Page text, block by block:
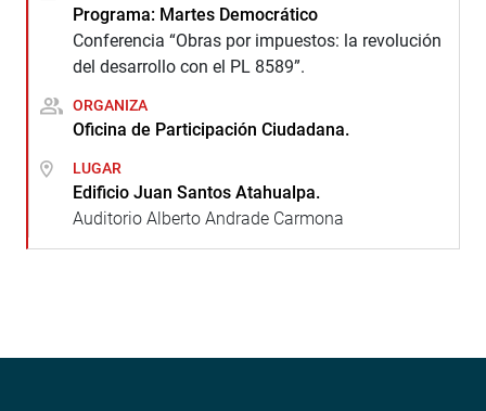
Programa: Martes Democrático
Conferencia “Obras por impuestos: la revolución
del desarrollo con el PL 8589”.
ORGANIZA
Oficina de Participación Ciudadana.
LUGAR
Edificio Juan Santos Atahualpa.
Auditorio Alberto Andrade Carmona